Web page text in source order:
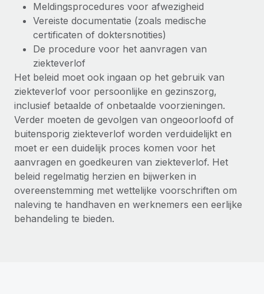
Meldingsprocedures voor afwezigheid
Vereiste documentatie (zoals medische
certificaten of doktersnotities)
De procedure voor het aanvragen van
ziekteverlof
Het beleid moet ook ingaan op het gebruik van
ziekteverlof voor persoonlijke en gezinszorg,
inclusief betaalde of onbetaalde voorzieningen.
Verder moeten de gevolgen van ongeoorloofd of
buitensporig ziekteverlof worden verduidelijkt en
moet er een duidelijk proces komen voor het
aanvragen en goedkeuren van ziekteverlof. Het
beleid regelmatig herzien en bijwerken in
overeenstemming met wettelijke voorschriften om
naleving te handhaven en werknemers een eerlijke
behandeling te bieden.